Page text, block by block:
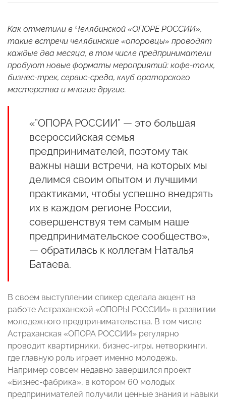
Как отметили в Челябинской «ОПОРЕ РОССИИ»,
такие встречи челябинские «опоровцы» проводят
каждые два месяца, в том числе предприниматели
пробуют новые форматы мероприятий: кофе-толк,
бизнес-трек, сервис-среда, клуб ораторского
мастерства и многие другие.
«”ОПОРА РОССИИ” — это большая
всероссийская семья
предпринимателей, поэтому так
важны наши встречи, на которых мы
делимся своим опытом и лучшими
практиками, чтобы успешно внедрять
их в каждом регионе России,
совершенствуя тем самым наше
предпринимательское сообщество»,
— обратилась к коллегам Наталья
Батаева.
В своем выступлении спикер сделала акцент на
работе Астраханской «ОПОРЫ РОССИИ» в развитии
молодежного предпринимательства. В том числе
Астраханская «ОПОРА РОССИИ» регулярно
проводит квартирники, бизнес-игры, нетворкинги,
где главную роль играет именно молодежь.
Например совсем недавно завершился проект
«Бизнес-фабрика», в котором 60 молодых
предпринимателей получили ценные знания и навыки